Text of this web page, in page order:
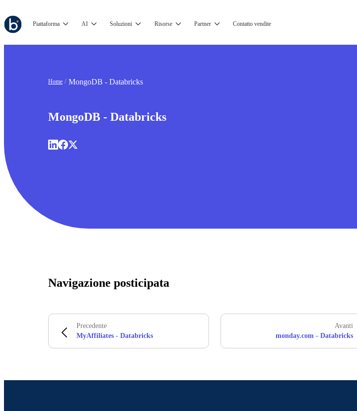
Piattaforma AI Soluzioni Risorse Partner Contatto vendite
Home MongoDB - Databricks
MongoDB - Databricks
Navigazione posticipata
Precedente
MyAffiliates - Databricks
Avanti
monday.com - Databricks